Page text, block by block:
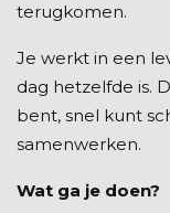
terugkomen.
Je werkt in een
dag hetzelfde is.
bent, snel kunt
samenwerken.
Wat ga je doen?